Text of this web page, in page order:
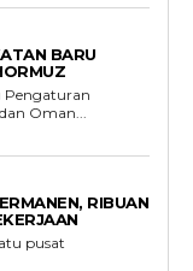
BARU
Pengaturan
Oman...
RIBUAN
pusat